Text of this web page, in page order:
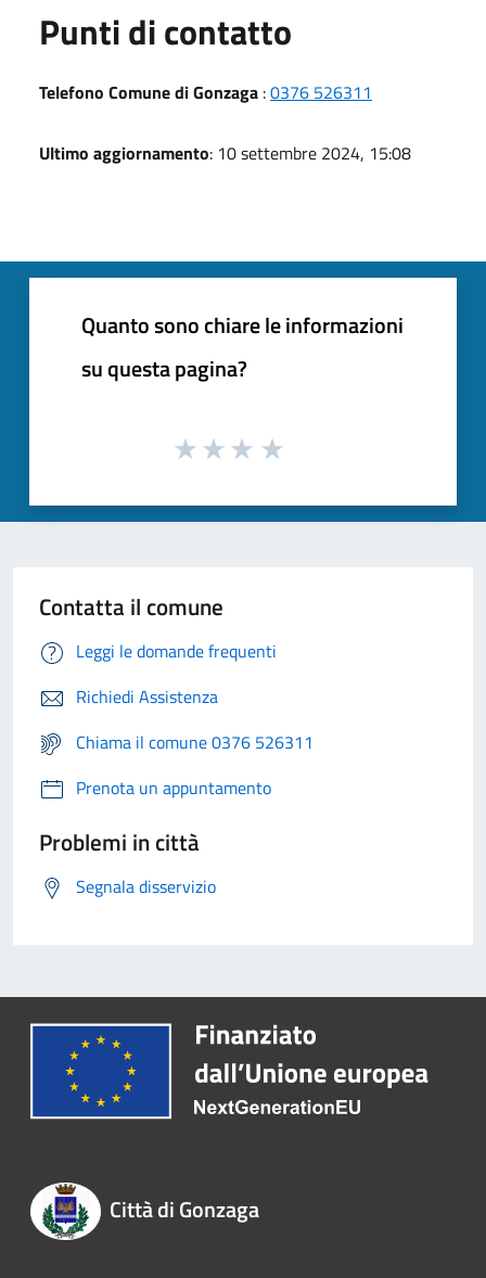
Punti di contatto
Telefono Comune di Gonzaga :0376 526311
Ultimo aggiornamento: 10 settembre 2024, 15:08
Quanto sono chiare le informazioni
su questa pagina?
Contatta il comune
Leggi le domande frequenti
Richiedi Assistenza
Chiama il comune 0376 526311
Prenota un appuntamento
Problemi in città
Segnala disservizio
Città di Gonzaga